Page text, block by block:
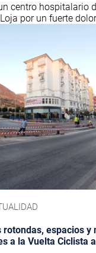
centro hospitalario
por un fuerte
rotondas, espacios y
a la Vuelta Ciclista